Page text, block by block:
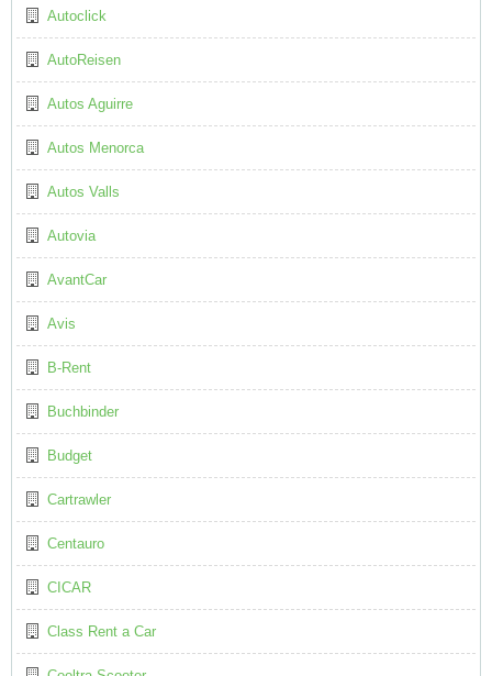
Autoclick
AutoReisen
Autos Aguirre
Autos Menorca
Autos Valls
Autovia
AvantCar
Avis
B-Rent
Buchbinder
Budget
Cartrawler
Centauro
CICAR
Class Rent a Car